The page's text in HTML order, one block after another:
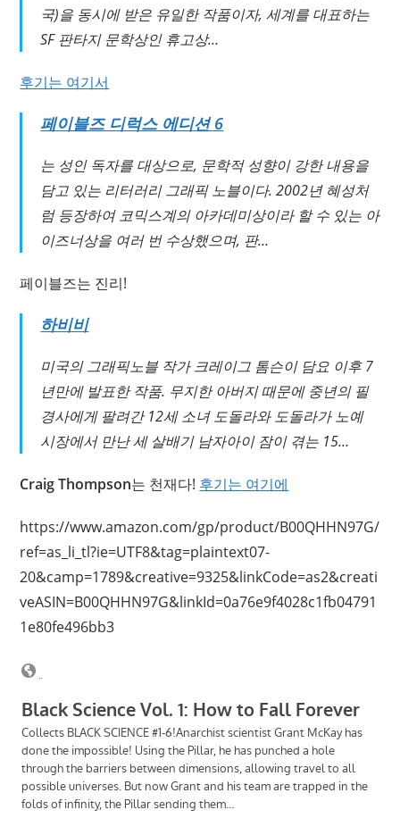
국)을 동시에 받은 유일한 작품이자, 세계를 대표하는
SF 판타지 문학상인 휴고상…
후기는 여기서
페이블즈 디럭스 에디션 6
는 성인 독자를 대상으로, 문학적 성향이 강한 내용을
담고 있는 리터러리 그래픽 노블이다. 2002년 혜성처
럼 등장하여 코믹스계의 아카데미상이라 할 수 있는 아
이즈너상을 여러 번 수상했으며, 판…
페이블즈는 진리!
하비비
미국의 그래픽노블 작가 크레이그 톰슨이 담요 이후 7
년만에 발표한 작품. 무지한 아버지 때문에 중년의 필
경사에게 팔려간 12세 소녀 도돌라와 도돌라가 노예
시장에서 만난 세 살배기 남자아이 잠이 겪는 15…
Craig Thompson는 천재다! 후기는 여기에
https://www.amazon.com/gp/product/B00QHHN97G/
ref=as_li_tl?ie=UTF8&tag=plaintext07-
20&camp=1789&creative=9325&linkCode=as2&creati
veASIN=B00QHHN97G&linkId=0a76e9f4028c1fb04791
1e80fe496bb3